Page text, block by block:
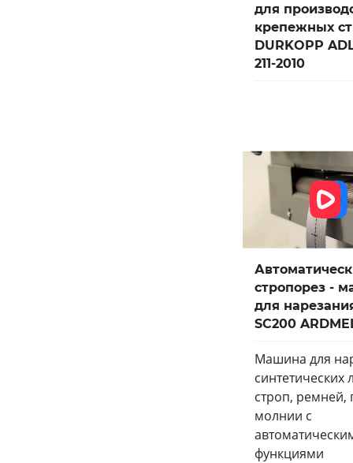
для
крепежных
DURKOPP
211-2010
стропорез -
для
SC200
Машина для
синтетических
строп, ремней,
молнии с
функциями